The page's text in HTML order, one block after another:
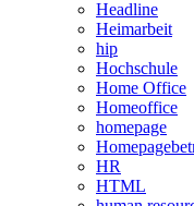
Headline
Heimarbeit
hip
Hochschule
Home Office
Homeoffice
homepage
HR
HTML